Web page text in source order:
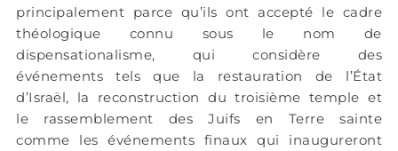
principalement parce qu’ils ont accepté le cadre
théologique connu sous le nom de
dispensationalisme, qui considère des
événements tels que la restauration de l’État
d’Israël, la reconstruction du troisième temple et
le rassemblement des Juifs en Terre sainte
comme les événements finaux qui inaugureront